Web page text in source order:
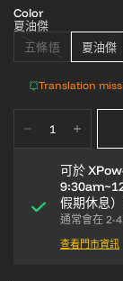
Color
夏油傑
五條悟
夏油傑
Translation
可於
假期休息）
通常會在 2-
查看門市資訊